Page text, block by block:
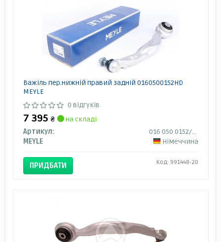
Важіль пер.нижній правий задній 0160500152HD
MEYLE
0 відгуків
7 395 ₴
на складі
Артикул:
016 050 0152/HD
MEYLE
Німеччина
ПРИДБАТИ Код: 991448-20